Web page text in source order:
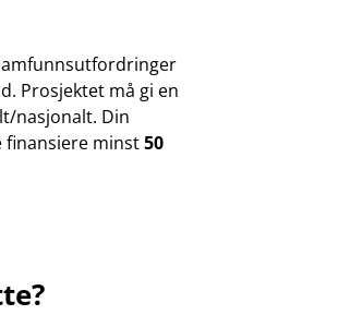
Prosjektet må gi en
nasjonalt. Din
finansiere minst50